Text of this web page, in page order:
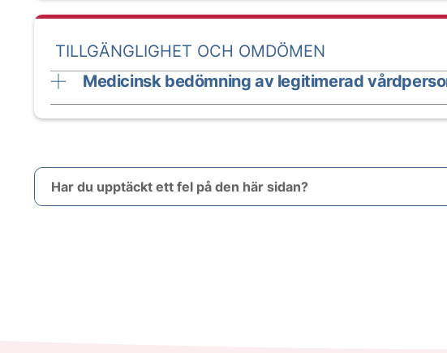
TILLGÄNGLIGHET OCH OMDÖMEN
Medicinsk bedömning av legitimerad
Har du upptäckt ett fel på den här sidan?